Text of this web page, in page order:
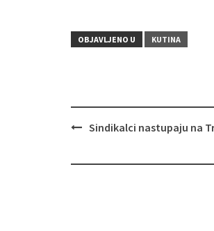
OBJAVLJENO U KUTINA
Sindikalci nastupaju na